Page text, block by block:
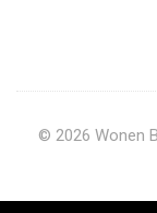
© 2026 Wonen